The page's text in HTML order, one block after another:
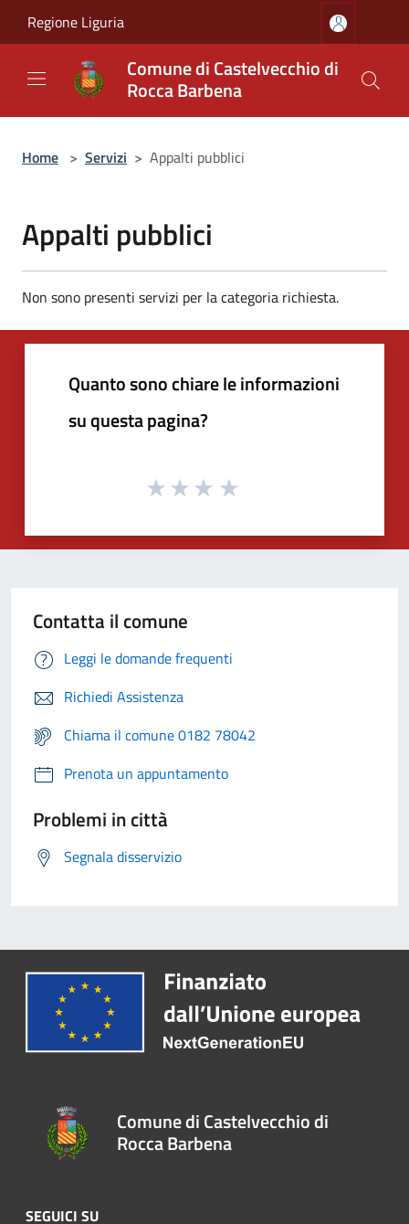
Regione Liguria
Comune di Castelvecchio di
Rocca Barbena
Home > Servizi > Appalti pubblici
Appalti pubblici
Non sono presenti servizi per la categoria richiesta.
Quanto sono chiare le informazioni
su questa pagina?
Contatta il comune
Leggi le domande frequenti
Richiedi Assistenza
Chiama il comune 0182 78042
Prenota un appuntamento
Problemi in città
Segnala disservizio
Comune di Castelvecchio di
Rocca Barbena
SEGUICI SU